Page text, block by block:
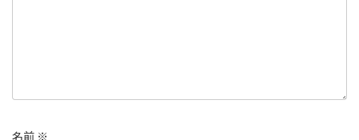
名前 ※